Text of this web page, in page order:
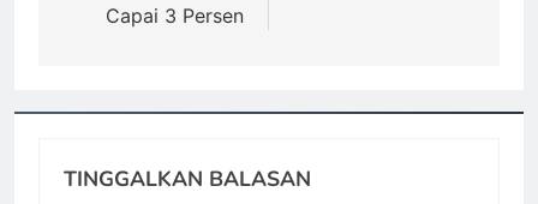
Capai 3 Persen
TINGGALKAN BALASAN